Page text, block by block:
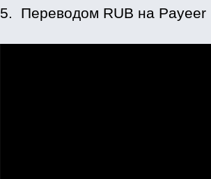
5. Переводом RUB на Payeer